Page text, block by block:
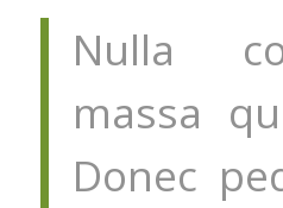
Nulla
massa
Donec